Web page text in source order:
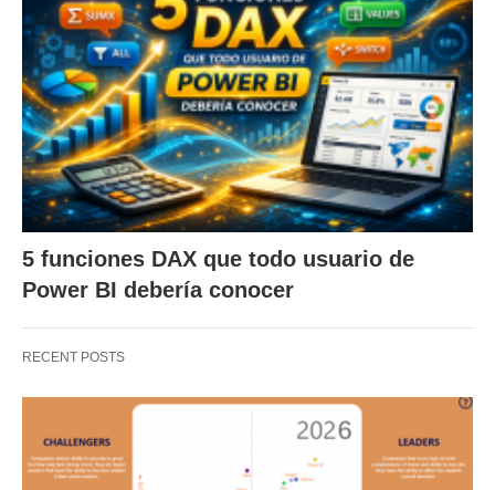
5 funciones DAX que todo usuario de
Power BI debería conocer
RECENT POSTS